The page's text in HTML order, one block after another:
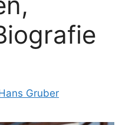
Gruber